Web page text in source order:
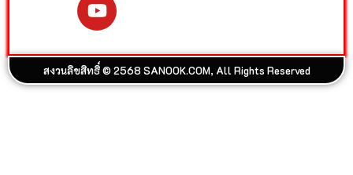
สงวนลิขสิทธิ์ © 2568 SANOOK.COM, All Rights Reserved